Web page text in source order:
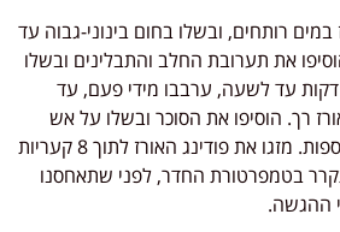
רותחים, ובשלו בחום בינוני-גבוה עד
את תערובת החלב והתבלינים ובשלו
על אש קטנה במשך 40 דקות עד לשעה, ערבבו מידי פעם, עד
רך. הוסיפו את הסוכר ובשלו על אש
קטנה למשך 10 דקות נוספות. מזגו את פודינג האורז לתוך 8 קעריות
בטמפרטורת החדר, לפני שתאחסנו
ההגשה.